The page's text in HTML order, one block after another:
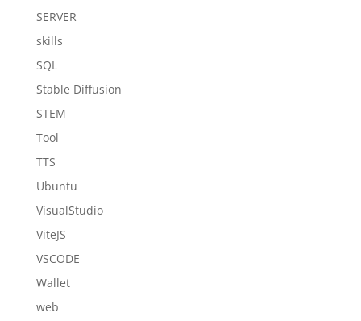
SERVER
skills
SQL
Stable Diffusion
STEM
Tool
TTS
Ubuntu
VisualStudio
ViteJS
VSCODE
Wallet
web